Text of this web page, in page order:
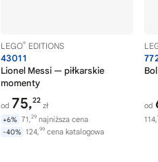
LEGO® EDITIONS
43011
Lionel Messi — piłkarskie
momenty
od 75,22
zł
+6% 71,29 najniższa cena
-40% 124,99 cena katalogowa
od
114,